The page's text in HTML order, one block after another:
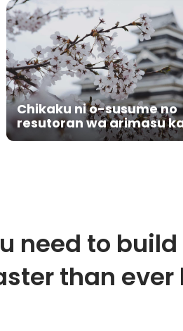
Chikaku ni o-susume no
resutoran wa arimasu
need to
than ever